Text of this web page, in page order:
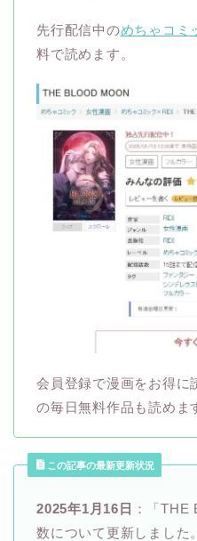
先行配信中のめちゃコミ
料で読めます。
会員登録で漫画をお得に
の毎日無料作品も読めま
この記事の最新更新状況
2025年1月16日 ：「
数について更新しました。